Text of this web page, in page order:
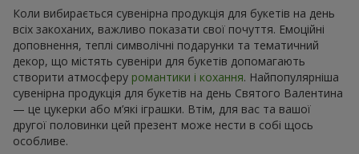
Коли вибирається сувенірна продукція для букетів на день
всіх закоханих, важливо показати свої почуття. Емоційні
доповнення, теплі символічні подарунки та тематичний
декор, що містять сувеніри для букетів допомагають
створити атмосферу романтики і кохання. Найпопулярніша
сувенірна продукція для букетів на день Святого Валентина
— це цукерки або м’які іграшки. Втім, для вас та вашої
другої половинки цей презент може нести в собі щось
особливе.